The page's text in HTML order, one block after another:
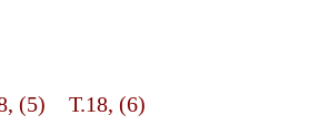
(5)
Т.18, (6)